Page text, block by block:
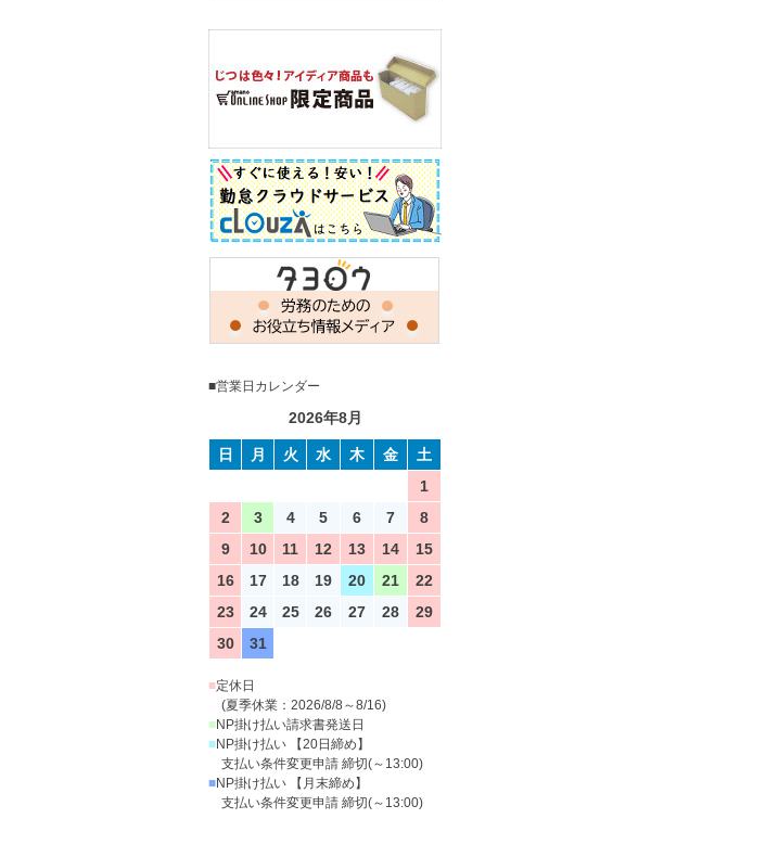
■営業日カレンダー
2026年8月
日 月 火 水 木 金
土
1
2
3 4 5 6 7
8
9
10 11 12 13 14
15
16
17 18 19 20 21
22
23
24 25 26 27 28
29
30
31
■定休日
(夏季休業：2026/8/8～8/16)
■NP掛け払い請求書発送日
■NP掛け払い 【20日締め】
支払い条件変更申請 締切(～13:00)
■NP掛け払い 【月末締め】
支払い条件変更申請 締切(～13:00)